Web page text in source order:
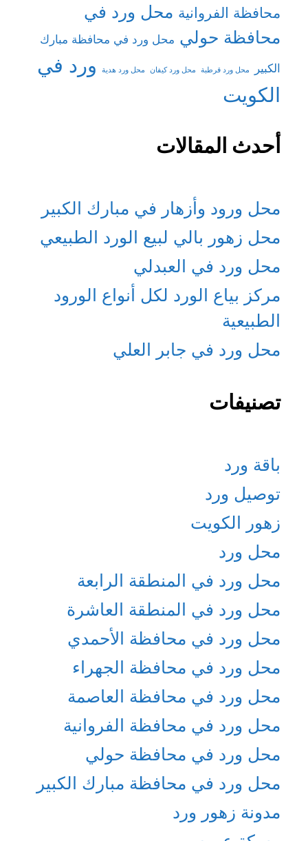
محافظة الفروانية محل ورد في
محافظة حولي محل ورد في محافظة مبارك
الكبير
محل ورد قرطبة محل ورد كيفان محل ورد هدية
ورد في
الكويت
أحدث المقالات
محل ورود وأزهار في مبارك الكبير
محل زهور بالي لبيع الورد الطبيعي
محل ورد في العبدلي
مركز بياع الورد لكل أنواع الورود
الطبيعية
محل ورد في جابر العلي
تصنيفات
باقة ورد
توصيل ورد
زهور الكويت
محل ورد
محل ورد في المنطقة الرابعة
محل ورد في المنطقة العاشرة
محل ورد في محافظة الأحمدي
محل ورد في محافظة الجهراء
محل ورد في محافظة العاصمة
محل ورد في محافظة الفروانية
محل ورد في محافظة حولي
محل ورد في محافظة مبارك الكبير
مدونة زهور ورد